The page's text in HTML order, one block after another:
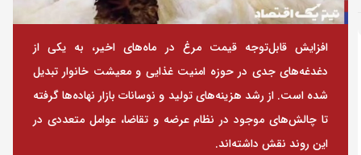
افزایش قابل‌توجه قیمت مرغ در ماه‌های اخیر، به یکی از
دغدغه‌های جدی در حوزه امنیت غذایی و معیشت خانوار تبدیل
شده است. از رشد هزینه‌های تولید و نوسانات بازار نهاده‌ها گرفته
تا چالش‌های موجود در نظام عرضه و تقاضا، عوامل متعددی در
این روند نقش داشته‌اند.